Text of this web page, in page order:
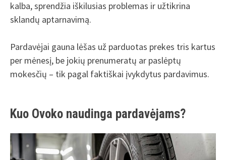
kalba, sprendžia iškilusias problemas ir užtikrina
sklandų aptarnavimą.
Pardavėjai gauna lėšas už parduotas prekes tris kartus
per mėnesį, be jokių prenumeratų ar paslėptų
mokesčių – tik pagal faktiškai įvykdytus pardavimus.
Kuo Ovoko naudinga pardavėjams?